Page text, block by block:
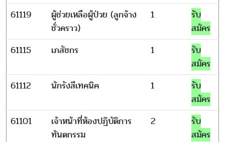
61119
ผู้ช่วยเหลือผู้ป่วย (ลูกจ้าง
ชั่วคราว)
1
รับ
สมัคร
61115
เภสัชกร 1
รับ
สมัคร
61112
นักรังสีเทคนิค 1
รับ
สมัคร
61101
เจ้าหน้าที่ห้องปฏิบัติการ
ทันตกรรม
2
รับ
สมัคร